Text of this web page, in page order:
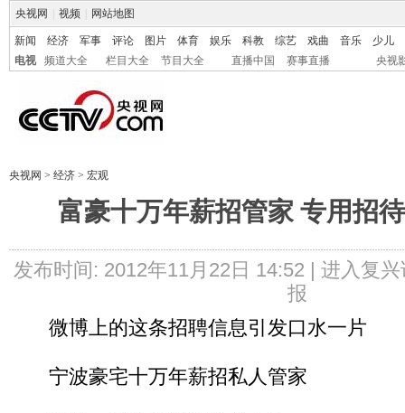
央视网 视频 网站地图
新闻 经济 军事 评论 图片 体育 娱乐 科教 综艺 戏曲 音乐
少儿
电视
频道大全 栏目大全 节目大全 直播中国 赛事直播 央视
央视网 > 经济 > 宏观
富豪十万年薪招管家 专用招
发布时间: 2012年11月22日 14:52 | 进入复兴
报
微博上的这条招聘信息引发口水一片
宁波豪宅十万年薪招私人管家